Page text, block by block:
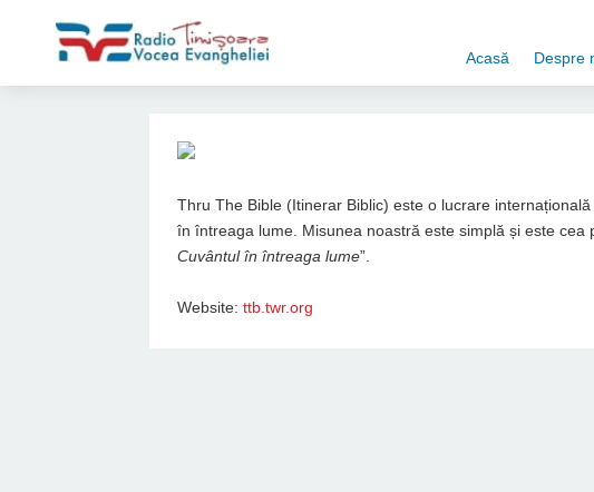
Acasă Despre
Thru The Bible (Itinerar Biblic) este o lucrare
în întreaga lume. Misunea noastră este simplă și este cea
Cuvântul în întreaga lume”.
Website:ttb.twr.org